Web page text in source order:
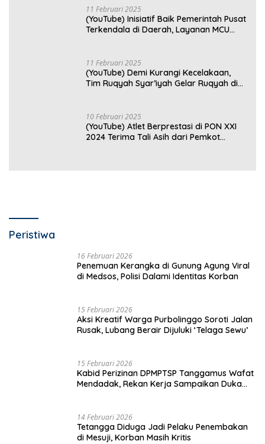
11 Februari 2025
(YouTube) Inisiatif Baik Pemerintah Pusat
Terkendala di Daerah, Layanan MCU
11 Februari 2025
(YouTube) Demi Kurangi Kecelakaan,
Tim Ruqyah Syar’iyah Gelar Ruqyah di
10 Februari 2025
(YouTube) Atlet Berprestasi di PON XXI
2024 Terima Tali Asih dari Pemkot
Peristiwa
16 Februari 2026
Penemuan Kerangka di Gunung Agung Viral
di Medsos, Polisi Dalami Identitas Korban
15 Februari 2026
Aksi Kreatif Warga Purbolinggo Soroti Jalan
Rusak, Lubang Berair Dijuluki ‘Telaga Sewu’
15 Februari 2026
Kabid Perizinan DPMPTSP Tanggamus Wafat
Mendadak, Rekan Kerja Sampaikan Duka
14 Februari 2026
Tetangga Diduga Jadi Pelaku Penembakan
di Mesuji, Korban Masih Kritis